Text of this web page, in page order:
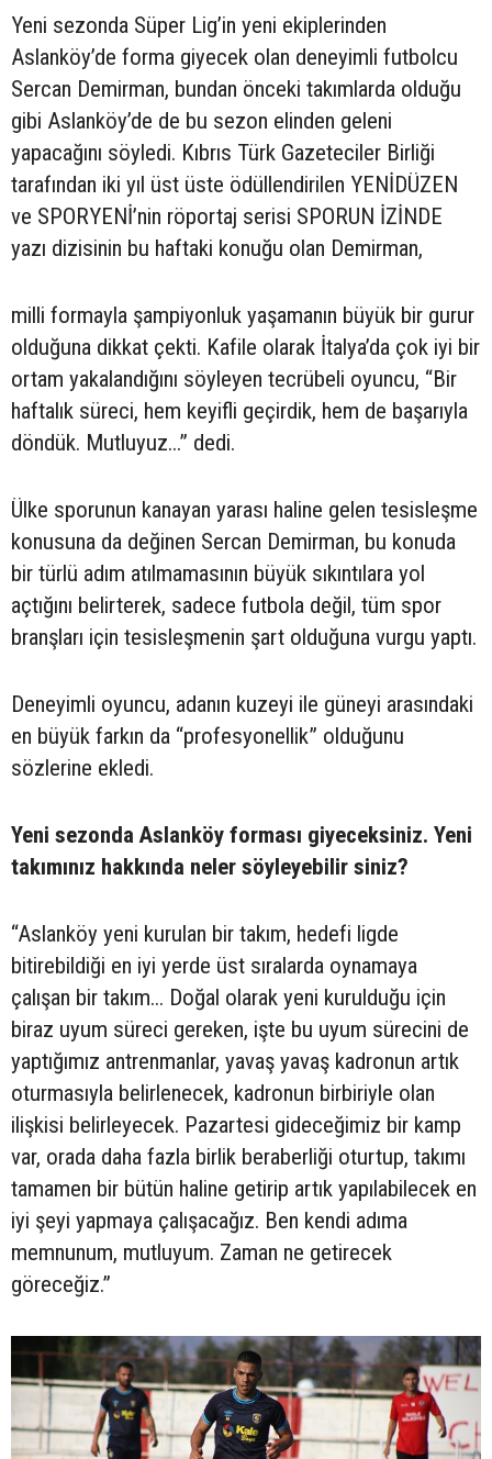
Yeni sezonda Süper Lig’in yeni ekiplerinden
Aslanköy’de forma giyecek olan deneyimli futbolcu
Sercan Demirman, bundan önceki takımlarda olduğu
gibi Aslanköy’de de bu sezon elinden geleni
yapacağını söyledi. Kıbrıs Türk Gazeteciler Birliği
tarafından iki yıl üst üste ödüllendirilen YENİDÜZEN
ve SPORYENİ’nin röportaj serisi SPORUN İZİNDE
yazı dizisinin bu haftaki konuğu olan Demirman,
milli formayla şampiyonluk yaşamanın büyük bir gurur
olduğuna dikkat çekti. Kafile olarak İtalya’da çok iyi bir
ortam yakalandığını söyleyen tecrübeli oyuncu, “Bir
haftalık süreci, hem keyifli geçirdik, hem de başarıyla
döndük. Mutluyuz...” dedi.
Ülke sporunun kanayan yarası haline gelen tesisleşme
konusuna da değinen Sercan Demirman, bu konuda
bir türlü adım atılmamasının büyük sıkıntılara yol
açtığını belirterek, sadece futbola değil, tüm spor
branşları için tesisleşmenin şart olduğuna vurgu yaptı.
Deneyimli oyuncu, adanın kuzeyi ile güneyi arasındaki
en büyük farkın da “profesyonellik” olduğunu
sözlerine ekledi.
Yeni sezonda Aslanköy forması giyeceksiniz. Yeni
takımınız hakkında neler söyleyebilir siniz?
“Aslanköy yeni kurulan bir takım, hedefi ligde
bitirebildiği en iyi yerde üst sıralarda oynamaya
çalışan bir takım... Doğal olarak yeni kurulduğu için
biraz uyum süreci gereken, işte bu uyum sürecini de
yaptığımız antrenmanlar, yavaş yavaş kadronun artık
oturmasıyla belirlenecek, kadronun birbiriyle olan
ilişkisi belirleyecek. Pazartesi gideceğimiz bir kamp
var, orada daha fazla birlik beraberliği oturtup, takımı
tamamen bir bütün haline getirip artık yapılabilecek en
iyi şeyi yapmaya çalışacağız. Ben kendi adıma
memnunum, mutluyum. Zaman ne getirecek
göreceğiz.”